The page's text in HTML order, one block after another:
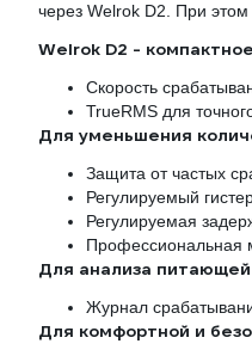
через Welrok D2. При этом
Welrok D2 -
Скорость
TrueRMS для
Для уменьшения
Защита от частых
Регулируемый
Регулируемая
Профессиональная
Для анализа
Журнал
Для комфортной и